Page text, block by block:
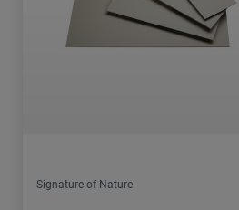
Signature of Nature